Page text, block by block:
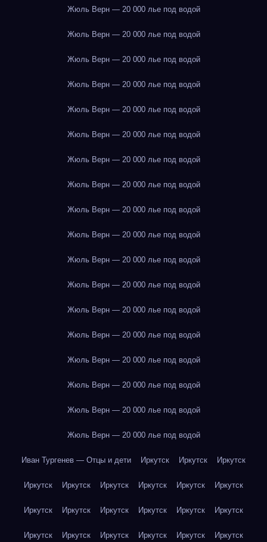
Жюль Верн — 20 000 лье под водой
Жюль Верн — 20 000 лье под водой
Жюль Верн — 20 000 лье под водой
Жюль Верн — 20 000 лье под водой
Жюль Верн — 20 000 лье под водой
Жюль Верн — 20 000 лье под водой
Жюль Верн — 20 000 лье под водой
Жюль Верн — 20 000 лье под водой
Жюль Верн — 20 000 лье под водой
Жюль Верн — 20 000 лье под водой
Жюль Верн — 20 000 лье под водой
Жюль Верн — 20 000 лье под водой
Жюль Верн — 20 000 лье под водой
Жюль Верн — 20 000 лье под водой
Жюль Верн — 20 000 лье под водой
Жюль Верн — 20 000 лье под водой
Жюль Верн — 20 000 лье под водой
Жюль Верн — 20 000 лье под водой
Иван Тургенев — Отцы и дети Иркутск Иркутск Иркутск
Иркутск Иркутск Иркутск Иркутск Иркутск Иркутск
Иркутск Иркутск Иркутск Иркутск Иркутск Иркутск
Иркутск Иркутск Иркутск Иркутск Иркутск Иркутск